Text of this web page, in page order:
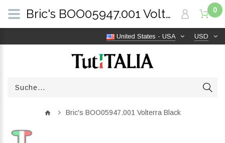
USD
United States - USA
0
Bric's BOO05947.001 Volterra Black
Bric's BOO05947.001 Volterra Black | TutITALIA